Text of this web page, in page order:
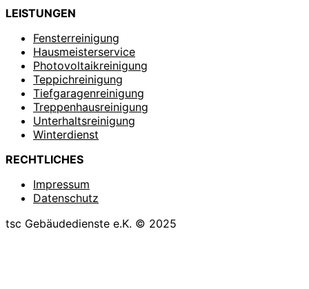
LEISTUNGEN
Fensterreinigung
Hausmeisterservice
Photovoltaikreinigung
Teppichreinigung
Tiefgaragenreinigung
Treppenhausreinigung
Unterhaltsreinigung
Winterdienst
RECHTLICHES
Impressum
Datenschutz
tsc Gebäudedienste e.K. © 2025